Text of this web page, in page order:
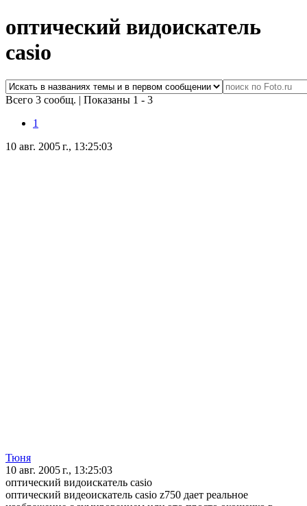
оптический видоискатель
casio
Всего 3 сообщ. | Показаны 1 - 3
1
10 авг. 2005 г., 13:25:03
Тюня
10 авг. 2005 г., 13:25:03
оптический видоискатель casio
оптический видеоискатель casio z750 дает реальное